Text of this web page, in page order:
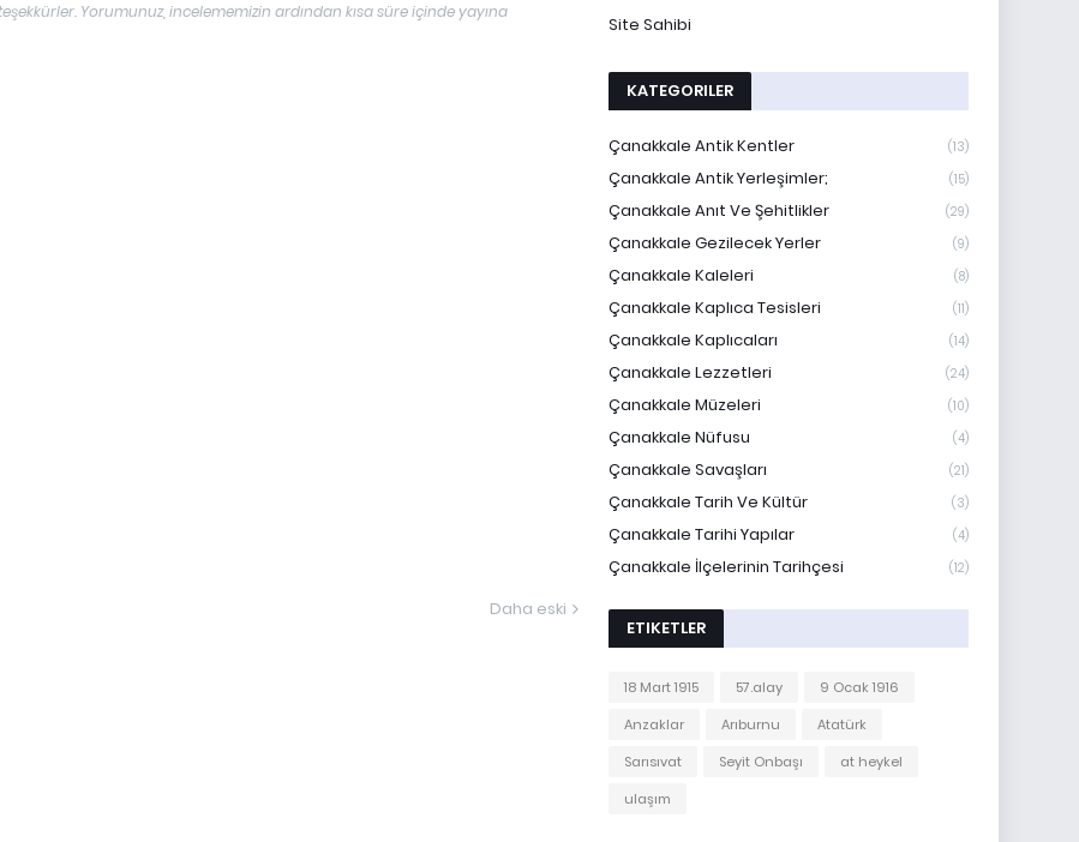
Yorumunuz, incelememizin ardından kısa süre içinde yayına
Daha eski
Site Sahibi
KATEGORILER
Çanakkale Antik Kentler (13)
Çanakkale Antik Yerleşimler; (15)
Çanakkale Anıt Ve Şehitlikler (29)
Çanakkale Gezilecek Yerler (9)
Çanakkale Kaleleri (8)
Çanakkale Kaplıca Tesisleri (11)
Çanakkale Kaplıcaları (14)
Çanakkale Lezzetleri (24)
Çanakkale Müzeleri (10)
Çanakkale Nüfusu (4)
Çanakkale Savaşları (21)
Çanakkale Tarih Ve Kültür (3)
Çanakkale Tarihi Yapılar (4)
Çanakkale İlçelerinin Tarihçesi (12)
ETIKETLER
18 Mart 1915 57.alay
9 Ocak 1916
Anzaklar
Arıburnu
Atatürk
Sarısıvat
Seyit Onbaşı
at heykel
ulaşım